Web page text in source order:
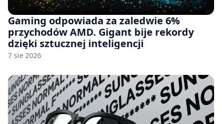
Gaming odpowiada za zaledwie 6%
przychodów AMD. Gigant bije rekordy
dzięki sztucznej inteligencji
7 sie 2026